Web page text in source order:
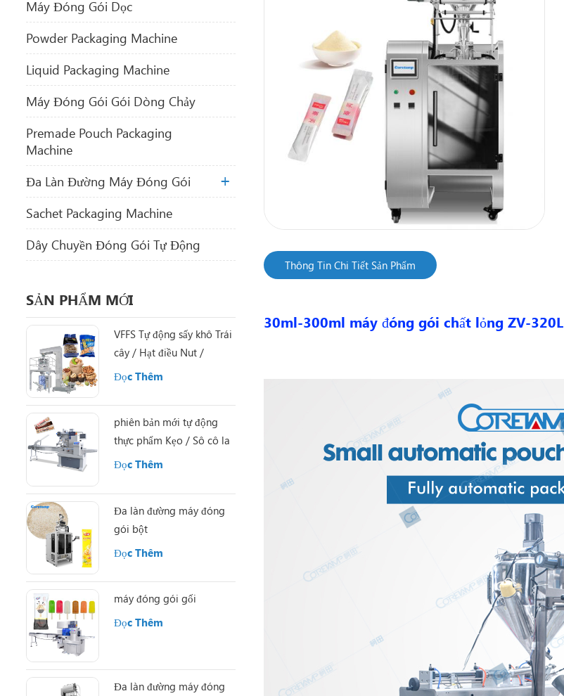
Thông Tin Chi Tiết Sản Phẩm
30ml-300ml máy đóng gói chất lỏng ZV-320L
Máy Đóng Gói Dọc
Powder Packaging Machine
Liquid Packaging Machine
Máy Đóng Gói Gói Dòng Chảy
Premade Pouch Packaging
Machine
Đa Làn Đường Máy Đóng Gói
Sachet Packaging Machine
Dây Chuyền Đóng Gói Tự Động
SẢN PHẨM MỚI
VFFS Tự động sấy khô Trái
cây / Hạt điều Nut /
Almond Máy đóng gói
Đọc Thêm
phiên bản mới tự động
thực phẩm Kẹo / Sô cô la
/ năng lượng / granola /
thanh
Đọc Thêm
Đa làn đường máy đóng
gói bột
Đọc Thêm
máy đóng gói gối
Đọc Thêm
Đa làn đường máy đóng